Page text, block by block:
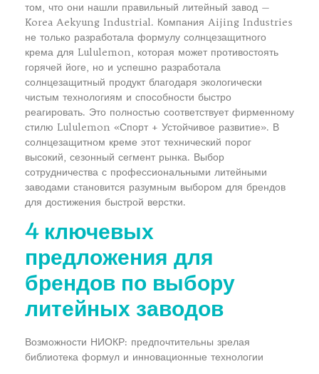
том, что они нашли правильный литейный завод —
Korea Aekyung Industrial. Компания Aijing Industries
не только разработала формулу солнцезащитного
крема для Lululemon, которая может противостоять
горячей йоге, но и успешно разработала
солнцезащитный продукт благодаря экологически
чистым технологиям и способности быстро
реагировать. Это полностью соответствует фирменному
стилю Lululemon «Спорт + Устойчивое развитие». В
солнцезащитном креме этот технический порог
высокий, сезонный сегмент рынка. Выбор
сотрудничества с профессиональными литейными
заводами становится разумным выбором для брендов
для достижения быстрой верстки.
4 ключевых
предложения для
брендов по выбору
литейных заводов
Возможности НИОКР: предпочтительны зрелая
библиотека формул и инновационные технологии